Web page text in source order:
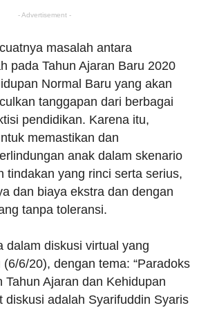
- Advertisement -
masalah antara
pada Tahun Ajaran Baru 2020
Normal Baru yang akan
tanggapan dari berbagai
pendidikan. Karena itu,
memastikan dan
anak dalam skenario
tindakan yang rinci serta serius,
dan biaya ekstra dan dengan
tanpa toleransi.
dalam diskusi virtual yang
6/20), dengan tema: “Paradoks
Tahun Ajaran dan Kehidupan
diskusi adalah Syarifuddin Syaris